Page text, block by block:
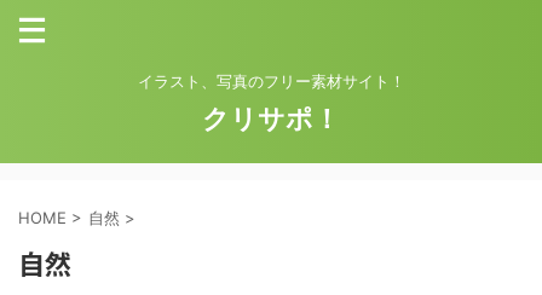
イラスト、写真のフリー素材サイト！
クリサポ！
HOME > 自然 >
自然